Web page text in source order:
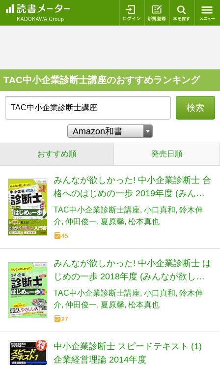
ログイン 新規登録
TAC中小企業診断士講座のおすすめランキング
検索
おすすめ順 発売日順
みんなが欲しかった! 中小企業診断士 合
格へのはじめの一歩 2019年度 (みんな
が欲しかった! 合格へのはじめの一歩シ
リーズ)
TAC中小企業診断士講座 小口真和 鈴木伸
介 仲田俊一 夏原馨 松本真也
45
みんなが欲しかった! 中小企業診断士 は
じめの一歩 2018年度 (みんなが欲しか
った!はじめの一歩シリーズ)
TAC中小企業診断士講座 小口真和 鈴木伸
介 仲田俊一 夏原馨 松本真也
27
中小企業診断士 スピードテキスト (1)
企業経営理論 2014年度